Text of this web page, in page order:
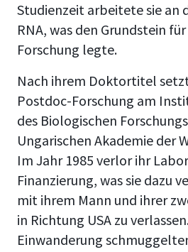
Studienzeit arbeitete sie an
RNA, was den Grundstein
Forschung legte.
Nach ihrem Doktortitel
Postdoc-Forschung am
des Biologischen
Ungarischen Akademie der
Im Jahr 1985 verlor ihr
Finanzierung, was sie dazu
mit ihrem Mann und ihrer
in Richtung USA zu
Einwanderung